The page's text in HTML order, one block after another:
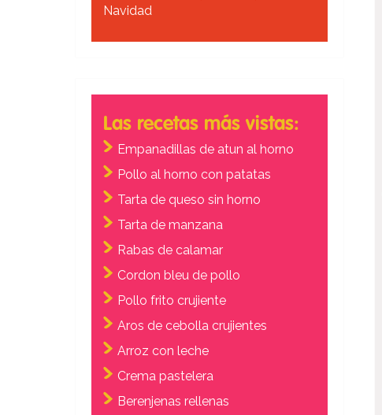
Navidad
Las recetas más vistas:
Empanadillas de atun al horno
Pollo al horno con patatas
Tarta de queso sin horno
Tarta de manzana
Rabas de calamar
Cordon bleu de pollo
Pollo frito crujiente
Aros de cebolla crujientes
Arroz con leche
Crema pastelera
Berenjenas rellenas